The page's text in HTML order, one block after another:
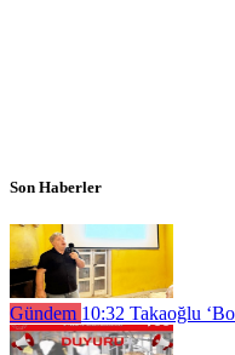
Son Haberler
Gündem 10:32 Takaoğlu